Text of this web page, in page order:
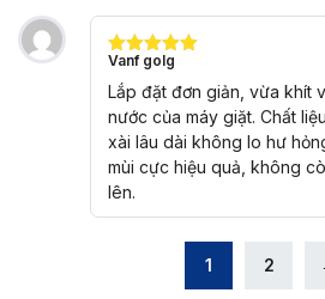
Được xếp
hạng55
sao
Vanf golg
Lắp đặt đơn giản, vừa khít
nước của máy giặt. Chất
xài lâu dài không lo hư
mùi cực hiệu quả, không
lên.
1 2